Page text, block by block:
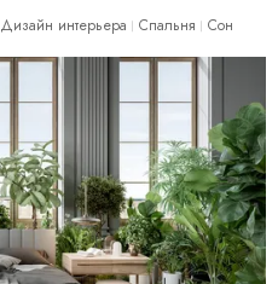
Дизайн интерьера Спальня Сон